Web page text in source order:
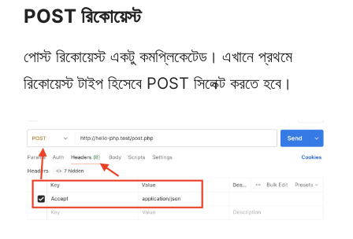
POST রিকোয়েস্ট
পোস্ট রিকোয়েস্ট একটু কমপ্লিকেটেড। এখানে প্রথমে
রিকোয়েস্ট টাইপ হিসেবে POST সিলেক্ট করতে হবে।